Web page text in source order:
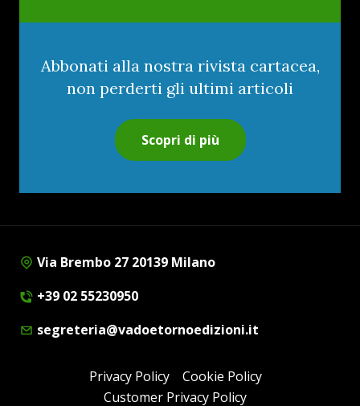
Abbonati alla nostra rivista cartacea,
non perderti gli ultimi articoli
Scopri di più
Via Brembo 27 20139 Milano
+39 02 55230950
segreteria@vadoetornoedizioni.it
Privacy Policy
Cookie Policy
Customer Privacy Policy